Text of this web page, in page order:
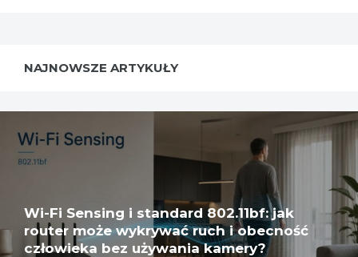
NAJNOWSZE ARTYKUŁY
Wi-Fi Sensing i standard 802.11bf: jak
router może wykrywać ruch i obecność
człowieka bez używania kamery?